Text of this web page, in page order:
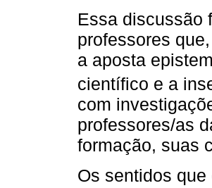
Essa discussão
professores
a aposta
científico e a
com
professores/as
formação, suas
Os sentidos